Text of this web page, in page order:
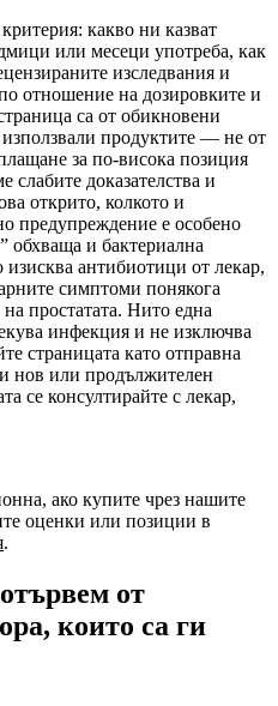
какво ни казват
или месеци употреба, как
изследвания и
отношение на дозировките и
са от обикновени
продуктите — не от
за по-висока позиция
слабите доказателства и
открито, колкото и
предупреждение е особено
обхваща и бактериална
изисква антибиотици от лекар,
симптоми понякога
простатата. Нито една
инфекция и не изключва
страницата като отправна
нов или продължителен
се консултирайте с лекар,
ако купите чрез нашите
оценки или позиции в
.
от
които са ги